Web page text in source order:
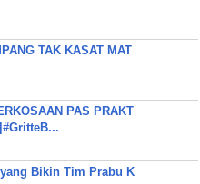
TAK KASAT MAT
PAS PRAKT
Bikin Tim Prabu K